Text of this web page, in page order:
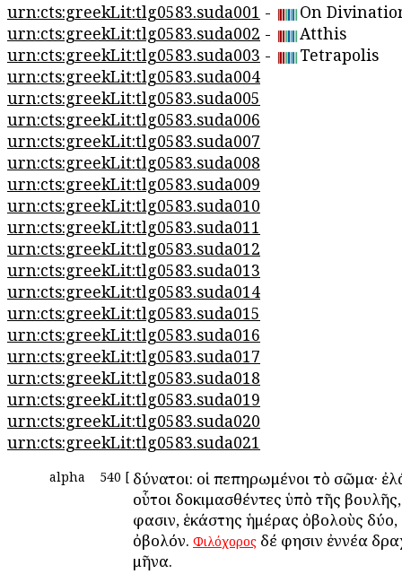
urn:cts:greekLit:tlg0583.suda001 -
On
urn:cts:greekLit:tlg0583.suda002 -
Atthis
urn:cts:greekLit:tlg0583.suda003 -
Tetrapolis
urn:cts:greekLit:tlg0583.suda004
urn:cts:greekLit:tlg0583.suda005
urn:cts:greekLit:tlg0583.suda006
urn:cts:greekLit:tlg0583.suda007
urn:cts:greekLit:tlg0583.suda008
urn:cts:greekLit:tlg0583.suda009
urn:cts:greekLit:tlg0583.suda010
urn:cts:greekLit:tlg0583.suda011
urn:cts:greekLit:tlg0583.suda012
urn:cts:greekLit:tlg0583.suda013
urn:cts:greekLit:tlg0583.suda014
urn:cts:greekLit:tlg0583.suda015
urn:cts:greekLit:tlg0583.suda016
urn:cts:greekLit:tlg0583.suda017
urn:cts:greekLit:tlg0583.suda018
urn:cts:greekLit:tlg0583.suda019
urn:cts:greekLit:tlg0583.suda020
urn:cts:greekLit:tlg0583.suda021
alpha 540 [ Ἀδύνατοι: οἱ πεπηρωμένοι τὸ σῶμα·
οὗτοι δοκιμασθέντες ὑπὸ τῆς
φασιν, ἑκάστης ἡμέρας ὀβολοὺς δύο,
ὀβολόν. Φιλόχορος δέ φησιν ἐννέα
μῆνα.